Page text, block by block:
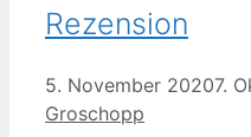
Rezension
5. November 20207.
Groschopp